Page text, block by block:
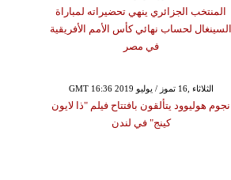
المنتخب الجزائري ينهي تحضيراته لمباراة
السينغال لحساب نهائي كأس الأمم الأفريقية
في مصر
GMT 16:36 2019 الثلاثاء ,16 تموز / يوليو
نجوم هوليوود يتألقون بافتتاح فيلم "ذا لايون
كينج" في لندن